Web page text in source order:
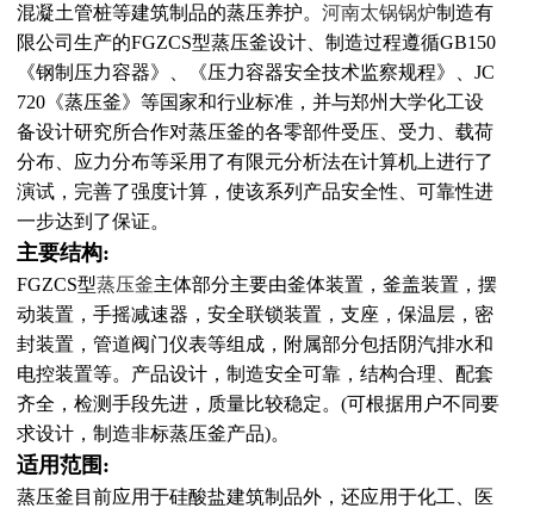
混凝土管桩等建筑制品的蒸压养护。 河南太锅锅炉制造有
限公司生产的FGZCS型蒸压釜设计、制造过程遵循GB150
《钢制压力容器》、《压力容器安全技术监察规程》、JC
720《蒸压釜》等国家和行业标准，并与郑州大学化工设
备设计研究所合作对蒸压釜的各零部件受压、受力、载荷
分布、应力分布等采用了有限元分析法在计算机上进行了
演试，完善了强度计算，使该系列产品安全性、可靠性进
一步达到了保证。
主要结构:
FGZCS型蒸压釜主体部分主要由釜体装置，釜盖装置，摆
动装置，手摇减速器，安全联锁装置，支座，保温层，密
封装置，管道阀门仪表等组成，附属部分包括阴汽排水和
电控装置等。产品设计，制造安全可靠，结构合理、配套
齐全，检测手段先进，质量比较稳定。(可根据用户不同要
求设计，制造非标蒸压釜产品)。
适用范围:
蒸压釜目前应用于硅酸盐建筑制品外，还应用于化工、医